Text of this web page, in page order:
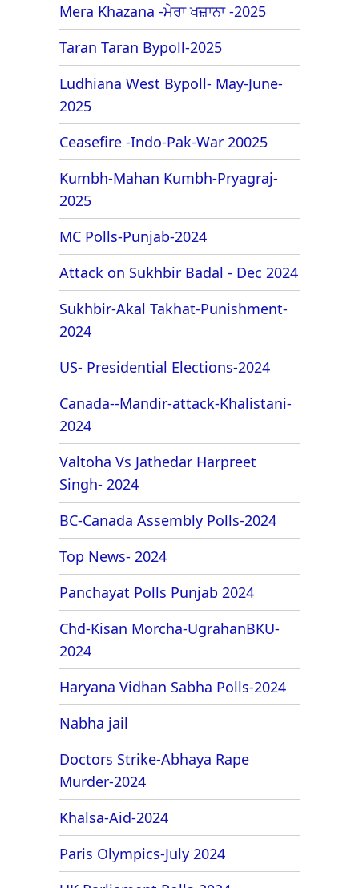
Mera Khazana -ਮੇਰਾ ਖਜ਼ਾਨਾ -2025
Taran Taran Bypoll-2025
Ludhiana West Bypoll- May-June-
2025
Ceasefire -Indo-Pak-War 20025
Kumbh-Mahan Kumbh-Pryagraj-
2025
MC Polls-Punjab-2024
Attack on Sukhbir Badal - Dec 2024
Sukhbir-Akal Takhat-Punishment-
2024
US- Presidential Elections-2024
Canada--Mandir-attack-Khalistani-
2024
Valtoha Vs Jathedar Harpreet
Singh- 2024
BC-Canada Assembly Polls-2024
Top News- 2024
Panchayat Polls Punjab 2024
Chd-Kisan Morcha-UgrahanBKU-
2024
Haryana Vidhan Sabha Polls-2024
Nabha jail
Doctors Strike-Abhaya Rape
Murder-2024
Khalsa-Aid-2024
Paris Olympics-July 2024